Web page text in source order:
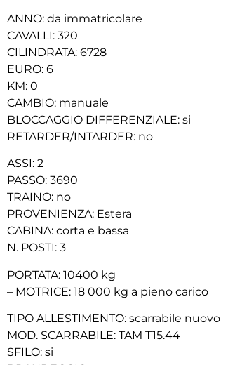
ANNO: da immatricolare
CAVALLI: 320
CILINDRATA: 6728
EURO: 6
KM: 0
CAMBIO: manuale
BLOCCAGGIO DIFFERENZIALE: si
RETARDER/INTARDER: no
ASSI: 2
PASSO: 3690
TRAINO: no
PROVENIENZA: Estera
CABINA: corta e bassa
N. POSTI: 3
PORTATA: 10400 kg
– MOTRICE: 18 000 kg a pieno carico
TIPO ALLESTIMENTO: scarrabile nuovo
MOD. SCARRABILE: TAM T15.44
SFILO: si